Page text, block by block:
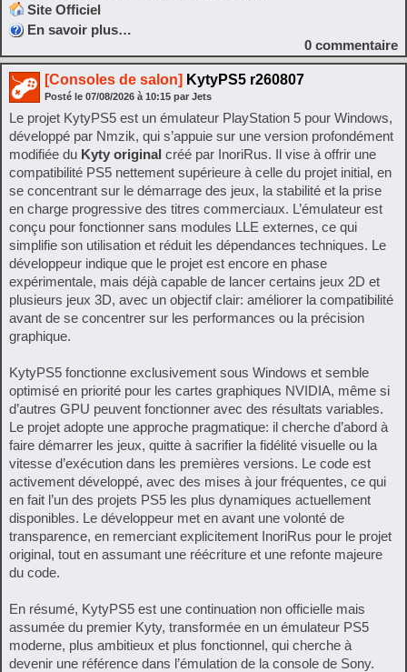
Site Officiel
En savoir plus…
0 commentaire
[Consoles de salon] KytyPS5 r260807
Posté le 07/08/2026 à 10:15 par Jets
Le projet KytyPS5 est un émulateur PlayStation 5 pour Windows,
développé par Nmzik, qui s’appuie sur une version profondément
modifiée du Kyty original créé par InoriRus. Il vise à offrir une
compatibilité PS5 nettement supérieure à celle du projet initial, en
se concentrant sur le démarrage des jeux, la stabilité et la prise
en charge progressive des titres commerciaux. L’émulateur est
conçu pour fonctionner sans modules LLE externes, ce qui
simplifie son utilisation et réduit les dépendances techniques. Le
développeur indique que le projet est encore en phase
expérimentale, mais déjà capable de lancer certains jeux 2D et
plusieurs jeux 3D, avec un objectif clair: améliorer la compatibilité
avant de se concentrer sur les performances ou la précision
graphique.
KytyPS5 fonctionne exclusivement sous Windows et semble
optimisé en priorité pour les cartes graphiques NVIDIA, même si
d’autres GPU peuvent fonctionner avec des résultats variables.
Le projet adopte une approche pragmatique: il cherche d’abord à
faire démarrer les jeux, quitte à sacrifier la fidélité visuelle ou la
vitesse d’exécution dans les premières versions. Le code est
activement développé, avec des mises à jour fréquentes, ce qui
en fait l’un des projets PS5 les plus dynamiques actuellement
disponibles. Le développeur met en avant une volonté de
transparence, en remerciant explicitement InoriRus pour le projet
original, tout en assumant une réécriture et une refonte majeure
du code.
En résumé, KytyPS5 est une continuation non officielle mais
assumée du premier Kyty, transformée en un émulateur PS5
moderne, plus ambitieux et plus fonctionnel, qui cherche à
devenir une référence dans l’émulation de la console de Sony.